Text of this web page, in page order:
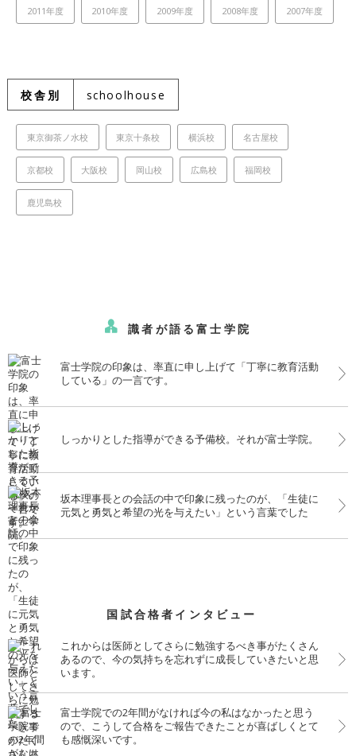
2011年度 2010年度 2009年度 2008年度 2007年度
校舎別 schoolhouse
東京御茶ノ水校 東京十条校 横浜校 名古屋校
京都校 大阪校 岡山校 広島校 福岡校
鹿児島校
識者が語る富士学院
富士学院の印象は、率直に申し上げて「丁寧に教育活動
している」の一言です。
しっかりとした指導ができる予備校。それが富士学院。
坂本理事長との会話の中で印象に残ったのが、「生徒に
元気と勇気と希望の光を与えたい」という言葉でした
国試合格者インタビュー
これからは医師としてさらに勉強するべき事がたくさん
あるので、今の気持ちを忘れずに成長していきたいと思
います。
富士学院での2年間がなければ今の私はなかったと思う
ので、こうして合格をご報告できたことが喜ばしくとて
も感慨深いです。